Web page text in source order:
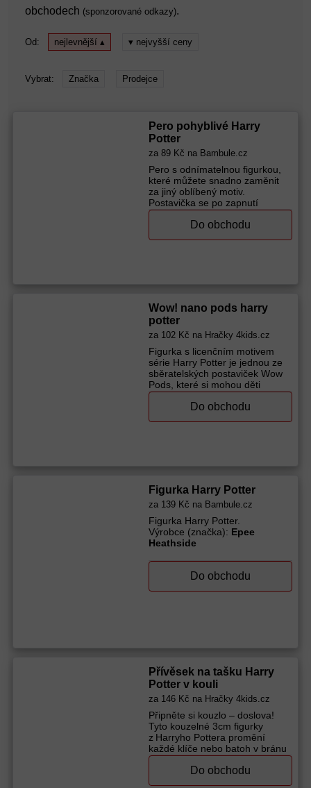
obchodech (sponzorované odkazy).
Od: nejlevnější ▴ ▾ nejvyšší ceny
Vybrat: Značka Prodejce
Pero pohyblivé Harry
Potter
za 89 Kč na Bambule.cz
Pero s odnímatelnou figurkou,
které můžete snadno zaměnit
za jiný oblíbený motiv.
Postavička se po zapnutí
vypnutí pera pohybuje.
Výrobce (značka):Bluesky
Do obchodu
Wow! nano pods harry
potter
za 102 Kč na Hračky 4kids.cz
Figurka s licenčním motivem
série Harry Potter je jednou ze
sběratelských postaviček Wow
Pods, které si mohou děti
sestavovat do různých vzorů.
Hrany 3D hexagon bloků na
sebe hladce navazují. Holky a
je totožnost jedné ze 12
figurek této série tajná.
Funkčnost: hexagony lze
zapojovat pomocí do sebe
zapadajících zámků světelný
efekt ve tmě Kupte dětem super
pro děti od 3 let Výška: 5 cm
Výrobce (značka):Epee
Do obchodu
Figurka Harry Potter
za 139 Kč na Bambule.cz
Figurka Harry Potter.
Výrobce (značka): Epee
Heathside
Do obchodu
Přívěsek na tašku Harry
Potter v kouli
za 146 Kč na Hračky 4kids.cz
Připněte si kouzlo – doslova!
Tyto kouzelné 3cm figurky
z Harryho Pottera promění
každé klíče nebo batoh v bránu
do Bradavic! Najdete tu hrdinu v
různých outfitech, od školní
uniformy po famfrpálový dres. V
Do obchodu